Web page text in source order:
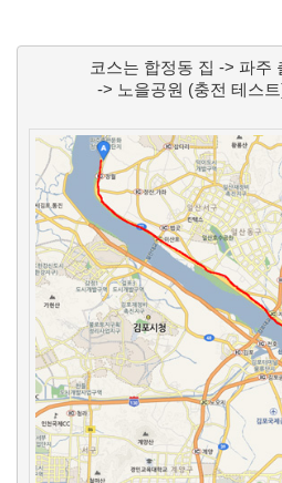
코스는 합정동 집 -> 파주
-> 노을공원 (충전 테스
네
android
OpenSource
Swing
Release
SWT